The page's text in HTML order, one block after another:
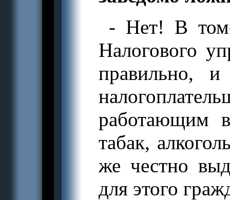
- Нет! В
Налогового
правильно, и
работающим
табак,
же честно
для этого